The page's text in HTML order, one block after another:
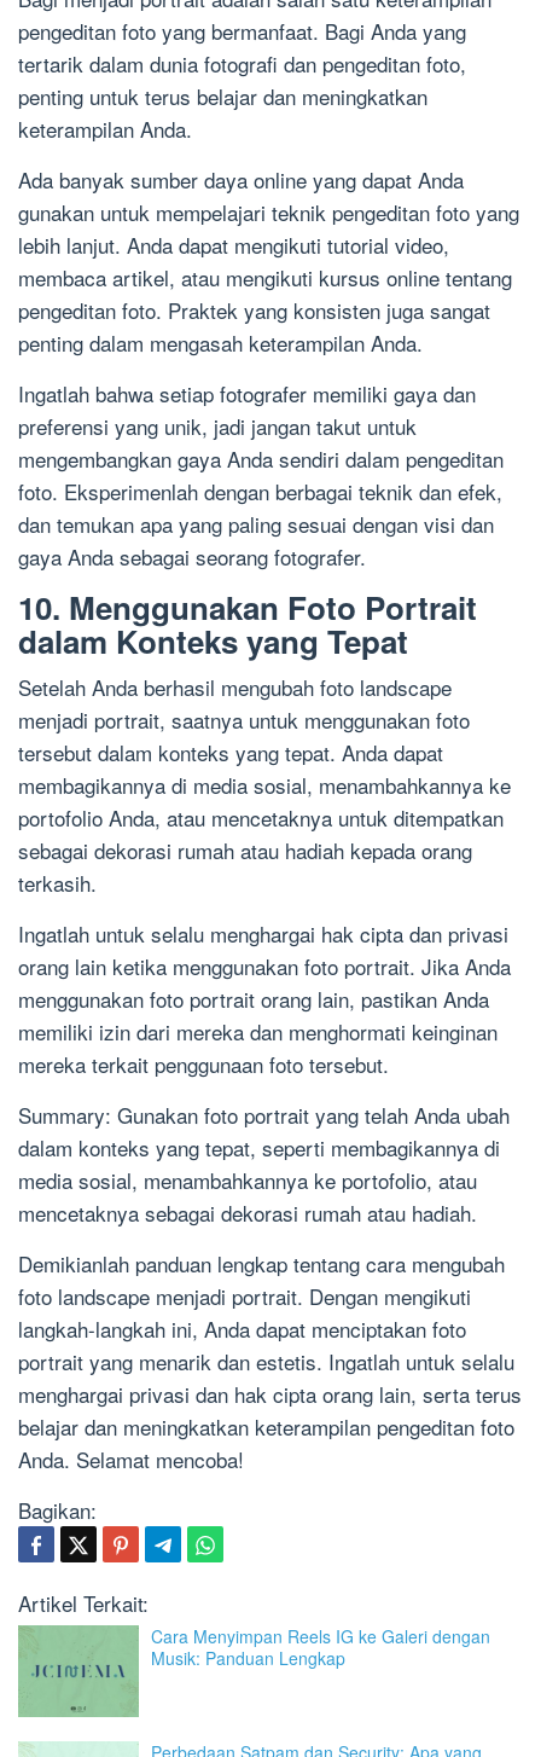
pengeditan foto yang bermanfaat. Bagi Anda yang
tertarik dalam dunia fotografi dan pengeditan foto,
penting untuk terus belajar dan meningkatkan
keterampilan Anda.
Ada banyak sumber daya online yang dapat Anda
gunakan untuk mempelajari teknik pengeditan foto yang
lebih lanjut. Anda dapat mengikuti tutorial video,
membaca artikel, atau mengikuti kursus online tentang
pengeditan foto. Praktek yang konsisten juga sangat
penting dalam mengasah keterampilan Anda.
Ingatlah bahwa setiap fotografer memiliki gaya dan
preferensi yang unik, jadi jangan takut untuk
mengembangkan gaya Anda sendiri dalam pengeditan
foto. Eksperimenlah dengan berbagai teknik dan efek,
dan temukan apa yang paling sesuai dengan visi dan
gaya Anda sebagai seorang fotografer.
10. Menggunakan Foto Portrait
dalam Konteks yang Tepat
Setelah Anda berhasil mengubah foto landscape
menjadi portrait, saatnya untuk menggunakan foto
tersebut dalam konteks yang tepat. Anda dapat
membagikannya di media sosial, menambahkannya ke
portofolio Anda, atau mencetaknya untuk ditempatkan
sebagai dekorasi rumah atau hadiah kepada orang
terkasih.
Ingatlah untuk selalu menghargai hak cipta dan privasi
orang lain ketika menggunakan foto portrait. Jika Anda
menggunakan foto portrait orang lain, pastikan Anda
memiliki izin dari mereka dan menghormati keinginan
mereka terkait penggunaan foto tersebut.
Summary: Gunakan foto portrait yang telah Anda ubah
dalam konteks yang tepat, seperti membagikannya di
media sosial, menambahkannya ke portofolio, atau
mencetaknya sebagai dekorasi rumah atau hadiah.
Demikianlah panduan lengkap tentang cara mengubah
foto landscape menjadi portrait. Dengan mengikuti
langkah-langkah ini, Anda dapat menciptakan foto
portrait yang menarik dan estetis. Ingatlah untuk selalu
menghargai privasi dan hak cipta orang lain, serta terus
belajar dan meningkatkan keterampilan pengeditan foto
Anda. Selamat mencoba!
Bagikan:
Artikel Terkait:
Cara Menyimpan Reels IG ke Galeri dengan
Musik: Panduan Lengkap